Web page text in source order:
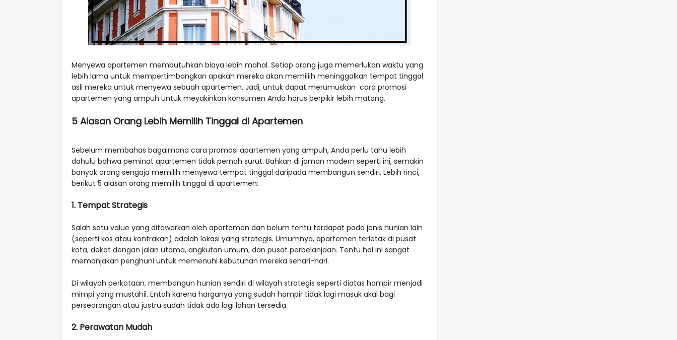
Menyewa apartemen membutuhkan biaya lebih mahal. Setiap orang juga memerlukan waktu yang
lebih lama untuk mempertimbangkan apakah mereka akan memiliih meninggalkan tempat tinggal
asli mereka untuk menyewa sebuah apartemen. Jadi, untuk dapat merumuskan cara promosi
apartemen yang ampuh untuk meyakinkan konsumen Anda harus berpikir lebih matang.
5 Alasan Orang Lebih Memilih Tinggal di Apartemen
Sebelum membahas bagaimana cara promosi apartemen yang ampuh, Anda perlu tahu lebih
dahulu bahwa peminat apartemen tidak pernah surut. Bahkan di jaman modern seperti ini, semakin
banyak orang sengaja memilih menyewa tempat tinggal daripada membangun sendiri. Lebih rinci,
berikut 5 alasan orang memilih tinggal di apartemen:
1. Tempat Strategis
Salah satu value yang ditawarkan oleh apartemen dan belum tentu terdapat pada jenis hunian lain
(seperti kos atau kontrakan) adalah lokasi yang strategis. Umumnya, apartemen terletak di pusat
kota, dekat dengan jalan utama, angkutan umum, dan pusat perbelanjaan. Tentu hal ini sangat
memanjakan penghuni untuk memenuhi kebutuhan mereka sehari-hari.
Di wilayah perkotaan, membangun hunian sendiri di wilayah strategis seperti diatas hampir menjadi
mimpi yang mustahil. Entah karena harganya yang sudah hampir tidak lagi masuk akal bagi
perseorangan atau justru sudah tidak ada lagi lahan tersedia.
2. Perawatan Mudah